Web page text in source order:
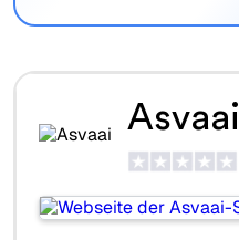
Asvaai